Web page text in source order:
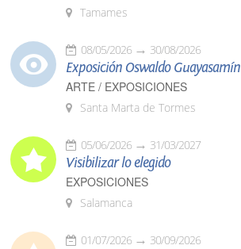
Tamames
08/05/2026 30/08/2026
Exposición Oswaldo Guayasamín
ARTE / EXPOSICIONES
Santa Marta de Tormes
05/06/2026 31/03/2027
Visibilizar lo elegido
EXPOSICIONES
Salamanca
01/07/2026 30/09/2026